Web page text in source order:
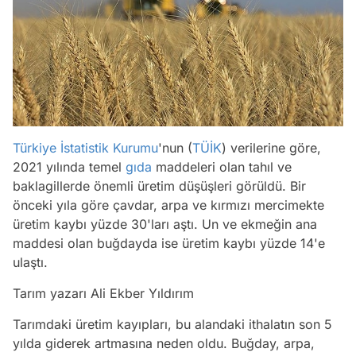
Türkiye İstatistik Kurumu'nun (TÜİK) verilerine göre,
2021 yılında temel gıda maddeleri olan tahıl ve
baklagillerde önemli üretim düşüşleri görüldü. Bir
önceki yıla göre çavdar, arpa ve kırmızı mercimekte
üretim kaybı yüzde 30'ları aştı. Un ve ekmeğin ana
maddesi olan buğdayda ise üretim kaybı yüzde 14'e
ulaştı.
Tarım yazarı Ali Ekber Yıldırım
Tarımdaki üretim kayıpları, bu alandaki ithalatın son 5
yılda giderek artmasına neden oldu. Buğday, arpa,